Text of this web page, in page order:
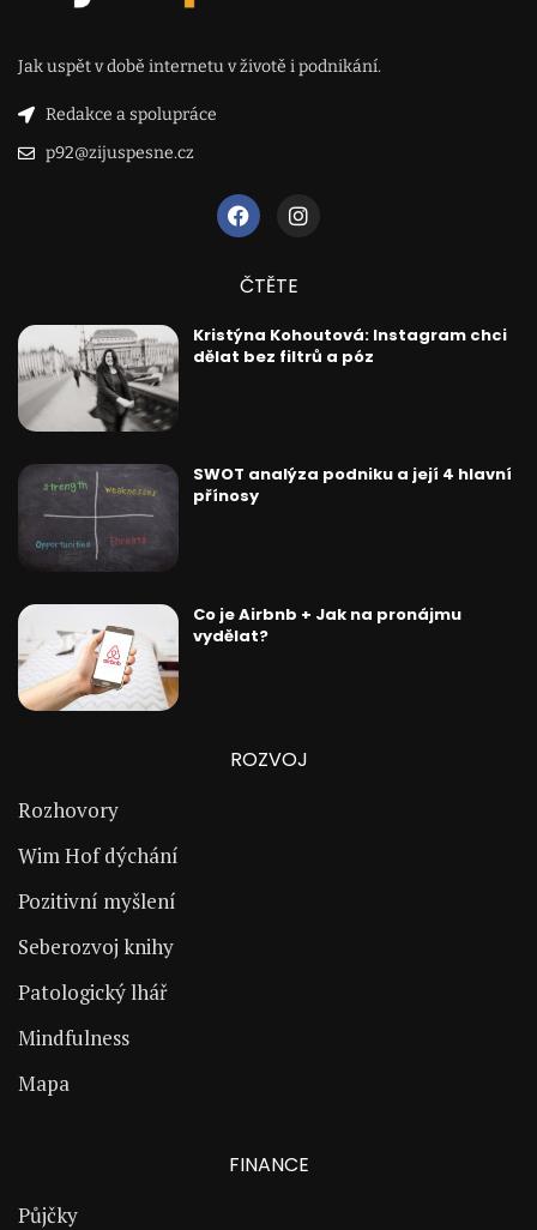
Jak uspět v době internetu v životě i podnikání.
Redakce a spolupráce
p92@zijuspesne.cz
ČTĚTE
Kristýna Kohoutová: Instagram chci
dělat bez filtrů a póz
SWOT analýza podniku a její 4 hlavní
přínosy
Co je Airbnb + Jak na pronájmu
vydělat?
ROZVOJ
Rozhovory
Wim Hof dýchání
Pozitivní myšlení
Seberozvoj knihy
Patologický lhář
Mindfulness
Mapa
FINANCE
Půjčky